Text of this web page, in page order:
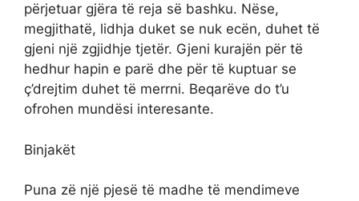
përjetuar gjëra të reja së bashku. Nëse,
megjithatë, lidhja duket se nuk ecën, duhet të
gjeni një zgjidhje tjetër. Gjeni kurajën për të
hedhur hapin e parë dhe për të kuptuar se
ç’drejtim duhet të merrni. Beqarëve do t’u
ofrohen mundësi interesante.
Binjakët
Puna zë një pjesë të madhe të mendimeve